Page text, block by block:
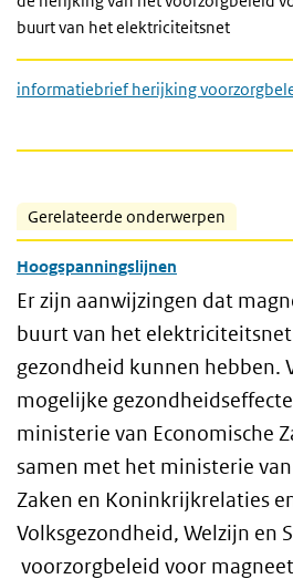
buurt van het elektriciteitsnet
informatiebrief herijking
Gerelateerde onderwerpen
Hoogspanningslijnen
Er zijn aanwijzingen dat
buurt van het
gezondheid kunnen hebben.
mogelijke
ministerie van Economische
samen met het ministerie
Zaken en Koninkrijkrelaties
Volksgezondheid, Welzijn en
voorzorgbeleid voor